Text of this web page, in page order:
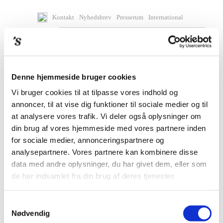
Denne hjemmeside bruger cookies
Vi bruger cookies til at tilpasse vores indhold og
annoncer, til at vise dig funktioner til sociale medier og til
at analysere vores trafik. Vi deler også oplysninger om
din brug af vores hjemmeside med vores partnere inden
for sociale medier, annonceringspartnere og
analysepartnere. Vores partnere kan kombinere disse
data med andre oplysninger, du har givet dem, eller som
de har indsamlet fra din brug af deres tjenester.
Nødvendig
Kontakt Nyhedsbrev Presserum International